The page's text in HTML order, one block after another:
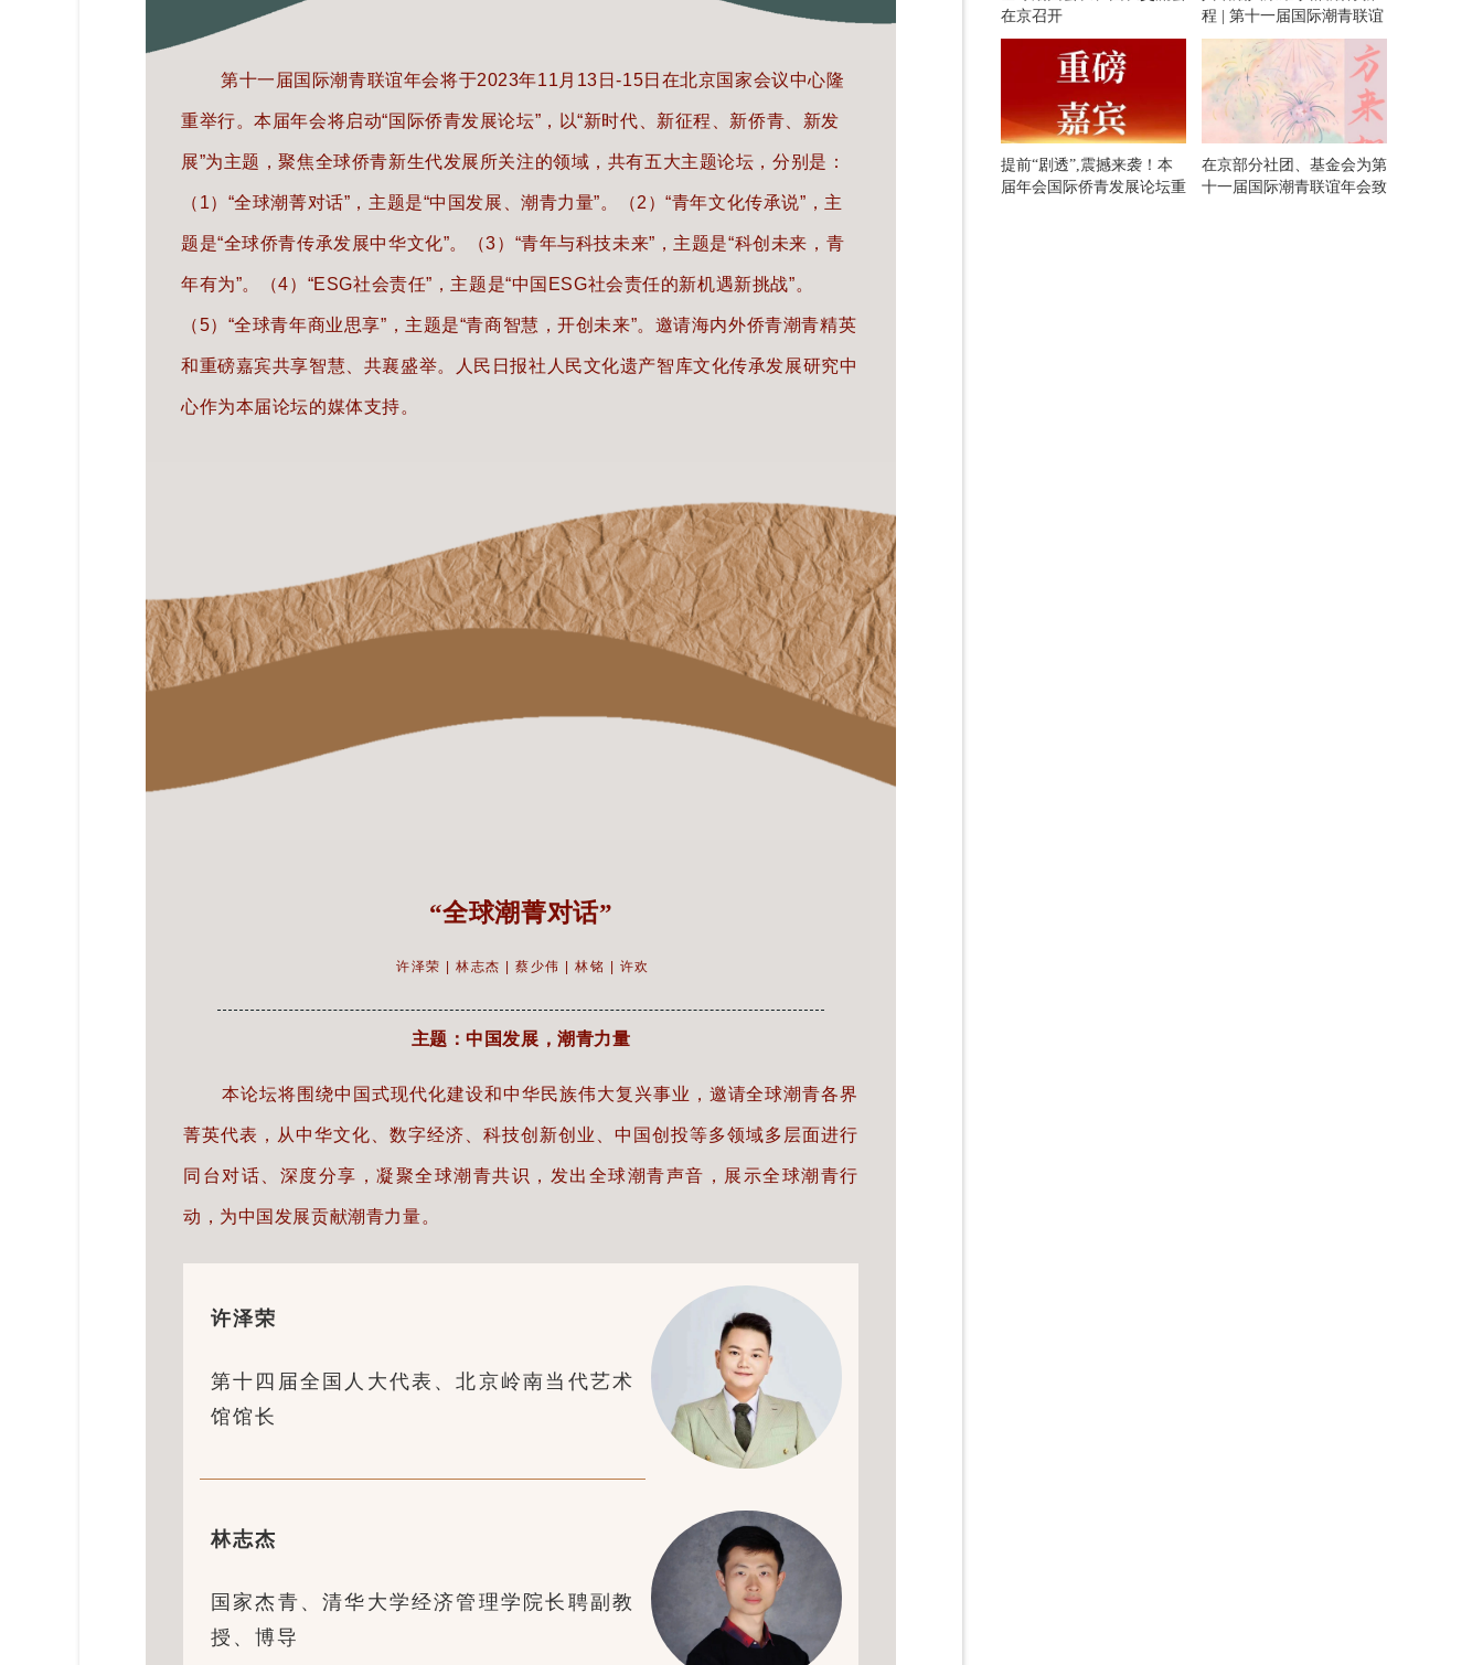
第十一届国际潮青联谊年会将于2023年11月13日-15日在北京国家会议中心隆
重举行。本届年会将启动“国际侨青发展论坛”， 以“新时代、新征程、新侨青、新发
展”为主题，聚焦全球侨青新生代发展所关注的领域，共有五大主题论坛，分别是：
（1）“全球潮菁对话”，主题是“中国发展、潮青力量”。 （2）“青年文化传承说”，主
题是“全球侨青传承发展中华文化”。 （3）“青年与科技未来”，主题是“科创未来，青
年有为”。 （4）“ESG社会责任”，主题是“中国ESG社会责任的新机遇新挑战”。
（5）“全球青年商业思享”，主题是“青商智慧，开创未来”。 邀请海内外侨青潮青精英
和重磅嘉宾共享智慧、共襄盛举。人民日报社 人民文化遗产智库文化传承发展研究中
心作为本届论坛的媒体支持。
“全球潮菁对话”
许泽荣 | 林志杰 | 蔡少伟 | 林铭 | 许欢
主题：中国发展，潮青力量
本论坛将围绕中国式现代化建设和中华民族伟大复兴事业，邀请全球潮青各界
菁英代表，从中华文化、数字经济、科技创新创业、中国创投等多领域多层面进行
同台对话、深度分享，凝聚全球潮青共识，发出全球潮青声音，展示全球潮青行
动，为中国发展贡献潮青力量。
许泽荣
第十四届全国人大代表、北京岭南当代艺术
馆馆长
林志杰
国家杰青、清华大学经济管理学院长聘副教
授、博导
在京召开
程 | 第十一届国际潮青联谊
年会隆重举办欢迎晚宴和专
场文艺晚会！
提前“剧透”,震撼来袭！本
届年会国际侨青发展论坛重
在京部分社团、基金会为第
十一届国际潮青联谊年会致